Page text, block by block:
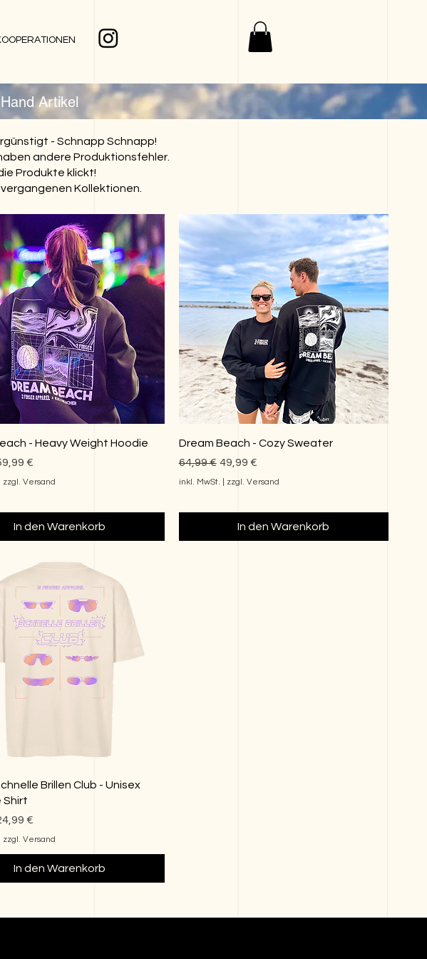
Artikel
- Schnapp Schnapp!
andere Produktionsfehler.
Produkte klickt!
Kollektionen.
- Heavy Weight Hoodie
Preis
€
zzgl. Versand
In den Warenkorb
Dream Beach - Cozy Sweater
Standardpreis
64,99 € Sale-Preis
49,99 €
inkl. MwSt. zzgl. Versand
In den Warenkorb
Brillen Club - Unisex
Shirt
Preis
€
zzgl. Versand
In den Warenkorb